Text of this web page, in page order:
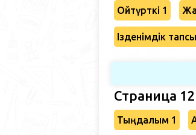
Ойтүрткі 1
Ізденімдік
Страница 12
Тыңдалым 1